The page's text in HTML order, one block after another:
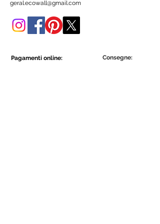
geral.ecowall@gmail.com
Pagamenti online: Consegne: